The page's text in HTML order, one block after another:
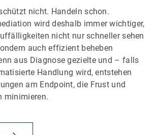
nicht. Handeln schon.
wird deshalb immer wichtiger,
nicht nur schneller sehen
auch effizient beheben
aus Diagnose gezielte und – falls
Handlung wird, entstehen
am Endpoint, die Frust und
minimieren.